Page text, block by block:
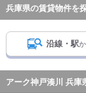
兵庫県の賃貸物件を
沿線・駅
アーク神戸湊川 兵庫